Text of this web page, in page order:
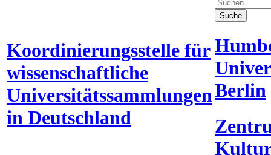
Koordinierungsstelle für
wissenschaftliche
Universitätssammlungen
in Deutschland
Suche
Berlin